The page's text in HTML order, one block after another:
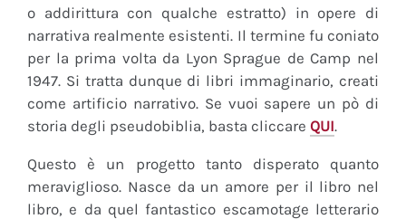
o addirittura con qualche estratto) in opere di
narrativa realmente esistenti. Il termine fu coniato
per la prima volta da Lyon Sprague de Camp nel
1947. Si tratta dunque di libri immaginario, creati
come artificio narrativo. Se vuoi sapere un pò di
storia degli pseudobiblia, basta cliccare QUI.
Questo è un progetto tanto disperato quanto
meraviglioso. Nasce da un amore per il libro nel
libro, e da quel fantastico escamotage letterario